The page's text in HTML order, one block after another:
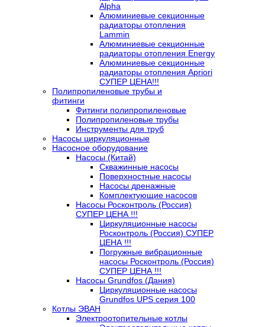
Alpha
Алюминиевые секционные
радиаторы отопления
Lammin
Алюминиевые секционные
радиаторы отопления Energy
Алюминиевые секционные
радиаторы отопления Apriori
СУПЕР ЦЕНА!!!
Полипропиленовые трубы и
фитинги
Фитинги полипропиленовые
Полипропиленовые трубы
Инструменты для труб
Насосы циркуляционные
Насосное оборудование
Насосы (Китай)
Скважинные насосы
Поверхностные насосы
Насосы дренажные
Комплектующие насосов
Насосы Росконтроль (Россия)
СУПЕР ЦЕНА !!!
Циркуляционные насосы
Росконтроль (Россия) СУПЕР
ЦЕНА !!!
Погружные вибрационные
насосы Росконтроль (Россия)
СУПЕР ЦЕНА !!!
Насосы Grundfos (Дания)
Циркуляционные насосы
Grundfos UPS серия 100
Котлы ЭВАН
Электроотопительные котлы